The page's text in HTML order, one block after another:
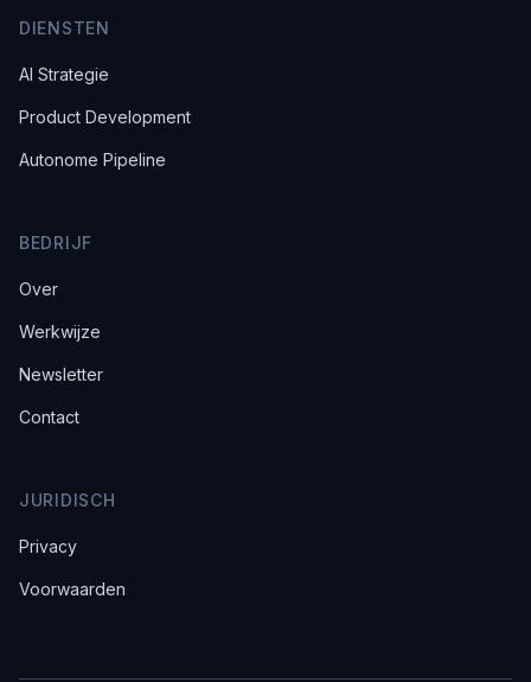
DIENSTEN
AI Strategie
Product Development
Autonome Pipeline
BEDRIJF
Over
Werkwijze
Newsletter
Contact
JURIDISCH
Privacy
Voorwaarden